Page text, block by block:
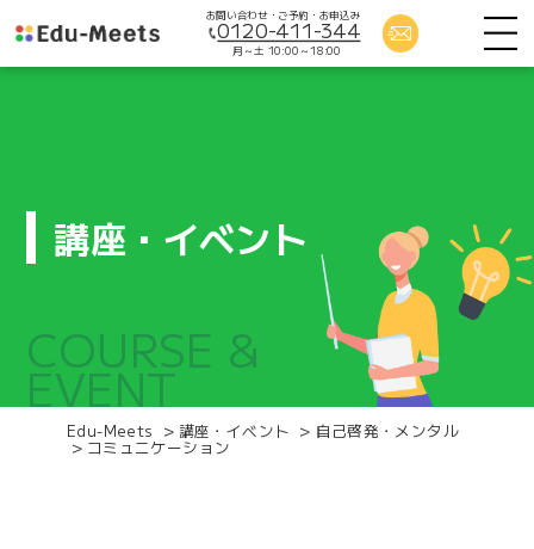
お問い合わせ・ご予約・お申込み
0120-411-344
月～土 10:00～18:00
講座・イベント
COURSE &
EVENT
Edu-Meets > 講座・イベント > 自己啓発・メンタル
> コミュニケーション